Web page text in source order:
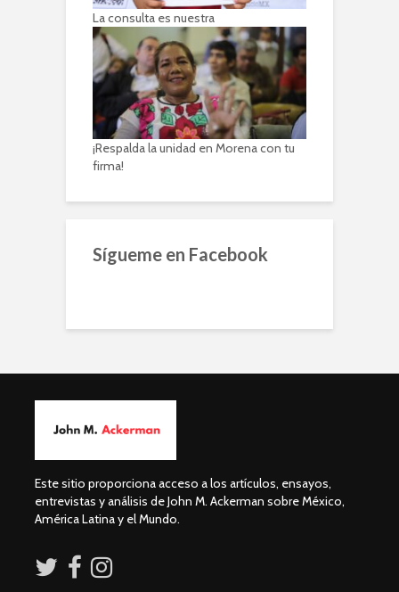
La consulta es nuestra
¡Respalda la unidad en Morena con tu
firma!
Sígueme en Facebook
Este sitio proporciona acceso a los artículos, ensayos,
entrevistas y análisis de John M. Ackerman sobre México,
América Latina y el Mundo.